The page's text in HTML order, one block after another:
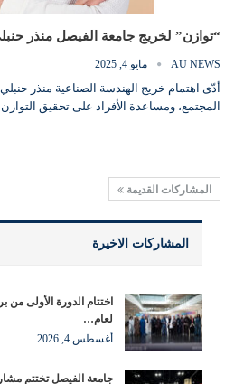
“توازن” لخريج جامعة الفيصل منذر
AU NEWS مايو 4, 2025
أدّى اهتمام خريج الهندسة الصناعية منذر
المجتمع، ومساعدة الأفراد على تحقيق
المشاركات القديمة
المشاركات الاخيرة
اختتام الدورة الأولى من
لعام…
أغسطس 4, 2026
جامعة الفيصل تختتم